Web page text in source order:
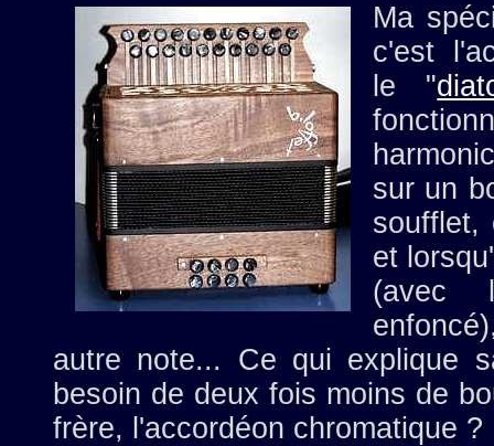
Ma
c'est
le "
sur un
soufflet,
et
(avec
autre note... Ce qui explique
besoin de deux fois moins de
frère, l'accordéon chromatique ?